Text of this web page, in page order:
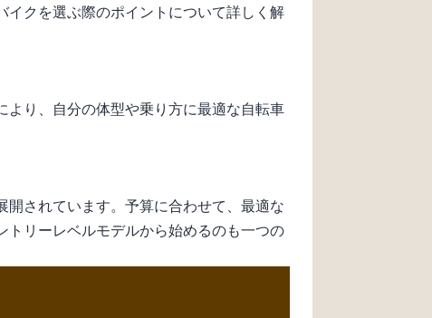
クを選ぶ際のポイントについて詳しく解
り、自分の体型や乗り方に最適な自転車
されています。予算に合わせて、最適な
リーレベルモデルから始めるのも一つの